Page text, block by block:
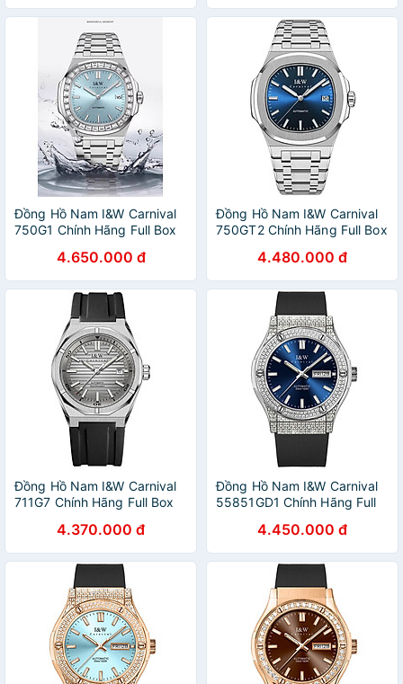
NAM
NAM
Đồng Hồ Nam I&W Carnival
750G1 Chính Hãng Full Box
Xước Dây Thép Cao Cấp
BH24T (Máy Cơ Tự Động)
4.650.000 đ
Đồng Hồ Nam I&W Carnival
750GT2 Chính Hãng Full Box
Xước Dây Thép Cao Cấp
BH24T (Máy Cơ Tự Động)
4.480.000 đ
Đồng Hồ Nam I&W Carnival
711G7 Chính Hãng Full Box
Xước Dây Thép Cao Cấp
BH24T (Máy Cơ Tự Động)
4.370.000 đ
Đồng Hồ Nam I&W Carnival
55851GD1 Chính Hãng Full
Chống Xước Dây Silicon Cao
Cấp BH 60T (Máy Cơ Tự
Động)
4.450.000 đ